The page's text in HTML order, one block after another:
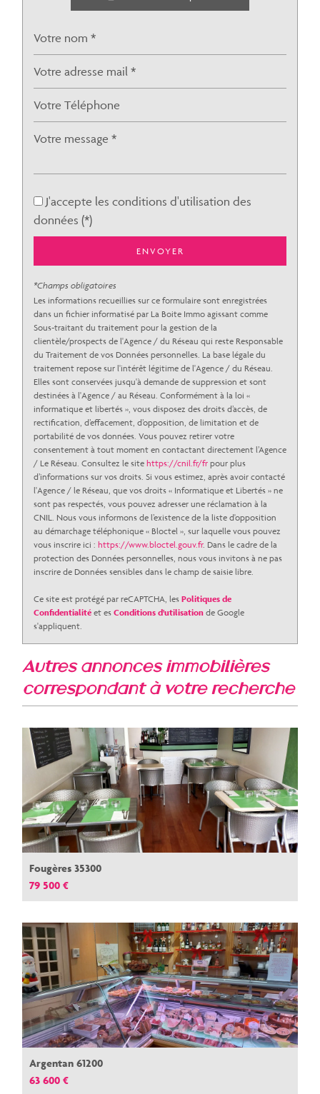
Taxe foncière
Habitants de moins de 25 ans
33,26 %
Habitants de 25 à 55 ans
Habitants de plus de 55 ans
Familles avec 1 ou 2 enfants
J'accepte les conditions d'utilisation des
données (*)
ENVOYER
*Champs obligatoires
Les informations recueillies sur ce formulaire sont enregistrées
dans un fichier informatisé par La Boite Immo agissant comme
Sous-traitant du traitement pour la gestion de la
clientèle/prospects de l'Agence / du Réseau qui reste Responsable
du Traitement de vos Données personnelles. La base légale du
traitement repose sur l'intérêt légitime de l'Agence / du Réseau.
Elles sont conservées jusqu'à demande de suppression et sont
destinées à l'Agence / au Réseau. Conformément à la loi «
informatique et libertés », vous disposez des droits d’accès, de
rectification, d’effacement, d’opposition, de limitation et de
portabilité de vos données. Vous pouvez retirer votre
consentement à tout moment en contactant directement l’Agence
/ Le Réseau. Consultez le site https://cnil.fr/fr pour plus
d’informations sur vos droits. Si vous estimez, après avoir contacté
l'Agence / le Réseau, que vos droits « Informatique et Libertés » ne
sont pas respectés, vous pouvez adresser une réclamation à la
CNIL. Nous vous informons de l’existence de la liste d'opposition
au démarchage téléphonique « Bloctel », sur laquelle vous pouvez
vous inscrire ici : https://www.bloctel.gouv.fr. Dans le cadre de la
protection des Données personnelles, nous vous invitons à ne pas
inscrire de Données sensibles dans le champ de saisie libre.
Ce site est protégé par reCAPTCHA, les Politiques de
Confidentialité et es Conditions d'utilisation de Google
s'appliquent.
autres annonces immobilières
correspondant à votre recherche
Fougères 35300
79 500 €
Argentan 61200
63 600 €